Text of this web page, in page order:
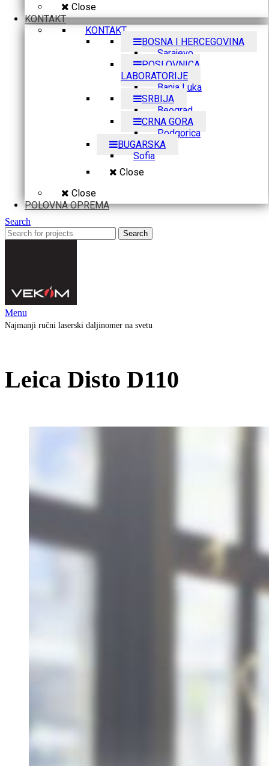
Close
KONTAKT
KONTAKT
BOSNA I HERCEGOVINA
Sarajevo
POSLOVNICA
LABORATORIJE
Banja Luka
SRBIJA
Beograd
CRNA GORA
Podgorica
BUGARSKA
Sofia
Close
Close
POLOVNA OPREMA
Search
Search
Menu
Najmanji ručni laserski daljinomer na svetu
Leica Disto D110